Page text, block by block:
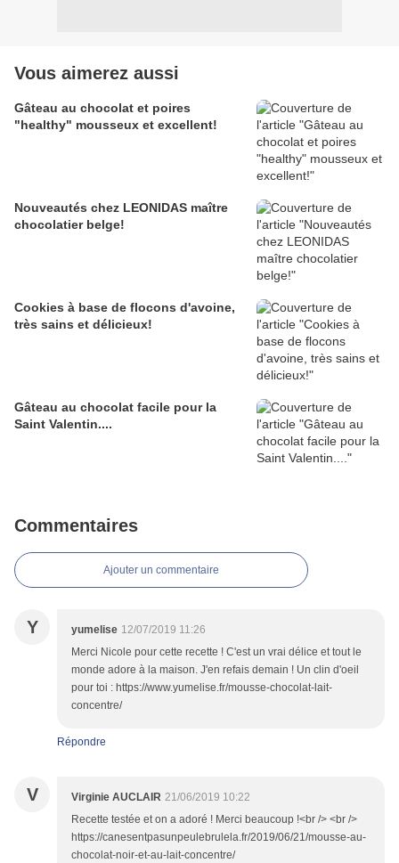
Vous aimerez aussi
Gâteau au chocolat et poires
"healthy" mousseux et excellent!
Nouveautés chez LEONIDAS maître
chocolatier belge!
Cookies à base de flocons d'avoine,
très sains et délicieux!
Gâteau au chocolat facile pour la
Saint Valentin....
Commentaires
Ajouter un commentaire
Y yumelise 12/07/2019 11:26
Merci Nicole pour cette recette ! C'est un vrai délice et tout le
monde adore à la maison. J'en refais demain ! Un clin d'oeil
pour toi : https://www.yumelise.fr/mousse-chocolat-lait-
concentre/
Répondre
V Virginie AUCLAIR 21/06/2019 10:22
Recette testée et on a adoré ! Merci beaucoup !<br /> <br />
https://canesentpasunpeulebrulela.fr/2019/06/21/mousse-au-
chocolat-noir-et-au-lait-concentre/